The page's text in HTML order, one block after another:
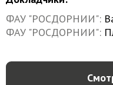
ФАУ "РОСДОРНИИ"
ФАУ "РОСДОРНИИ"